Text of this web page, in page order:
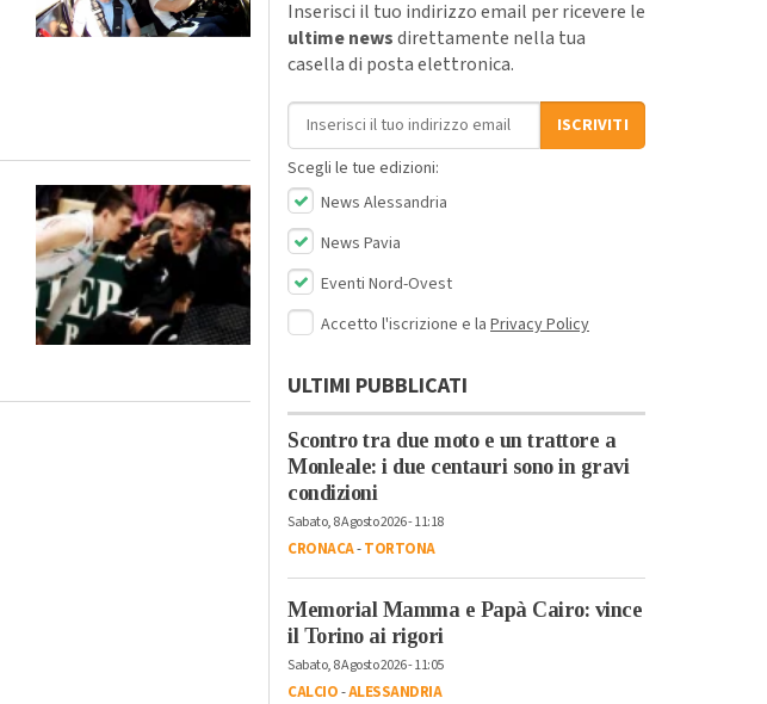
Inserisci il tuo indirizzo email per ricevere le
ultime newsdirettamente nella tua
casella di posta elettronica.
Indirizzo email
ISCRIVITI
Scegli le tue edizioni:
News Alessandria
News Pavia
Eventi Nord-Ovest
Accetto l'iscrizione e la Privacy Policy
ULTIMI PUBBLICATI
Scontro tra due moto e un trattore a
Monleale: i due centauri sono in gravi
condizioni
Sabato, 8 Agosto 2026 - 11:18
CRONACA-TORTONA
Memorial Mamma e Papà Cairo: vince
il Torino ai rigori
Sabato, 8 Agosto 2026 - 11:05
CALCIO-ALESSANDRIA